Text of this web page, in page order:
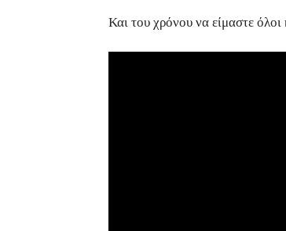
Και του χρόνου να είμαστε